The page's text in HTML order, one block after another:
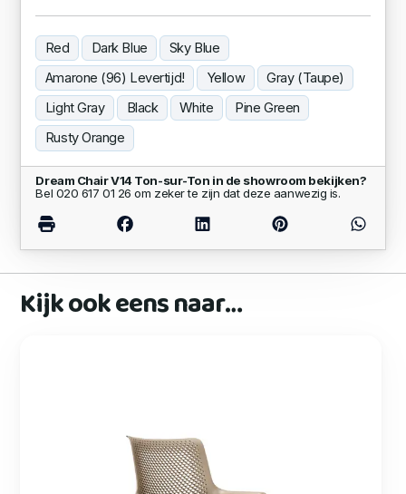
Red Dark Blue
Sky Blue
Amarone (96) Levertijd!
Yellow
Gray (Taupe)
Light Gray
Black White
Pine Green
Rusty Orange
Dream Chair V14 Ton-sur-Ton in de showroom bekijken?
Bel 020 617 01 26 om zeker te zijn dat deze aanwezig is.
Kijk ook eens naar…